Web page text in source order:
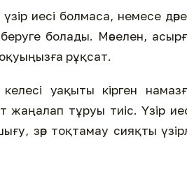
иесі болмаса, немесе
болады. Мәселен,
рұқсат.
уақыты кірген
жаңалап тұруы тиіс. Үзір
зәр тоқтамау сияқты